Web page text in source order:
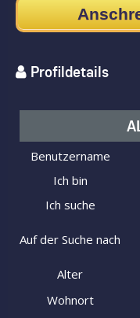
Profildetails
Benutzername
Ich bin
Ich suche
Auf der Suche nach
Alter
Wohnort